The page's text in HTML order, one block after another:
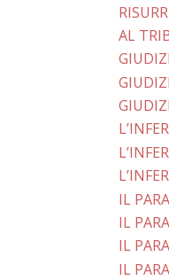
AL
IL
IL
IL
IL